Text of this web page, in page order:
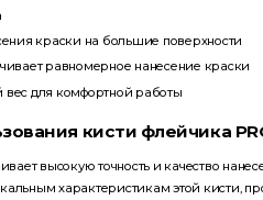
краски на большие поверхности
равномерное нанесение краски
для комфортной работы
кисти флейчика
высокую точность и качество
характеристикам этой кисти,